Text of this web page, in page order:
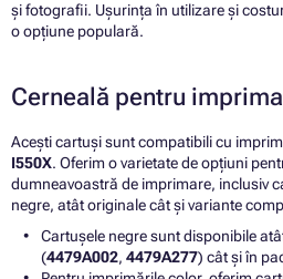
și fotografii. Ușurința în utilizare și
o opțiune populară.
Cerneală pentru
Acești cartuși sunt compatibili cu
I550X. Oferim o varietate de opțiuni
dumneavoastră de imprimare, inclusiv
negre, atât originale cât și variante
Cartușele negre sunt disponibile
(4479A002, 4479A277) cât și în